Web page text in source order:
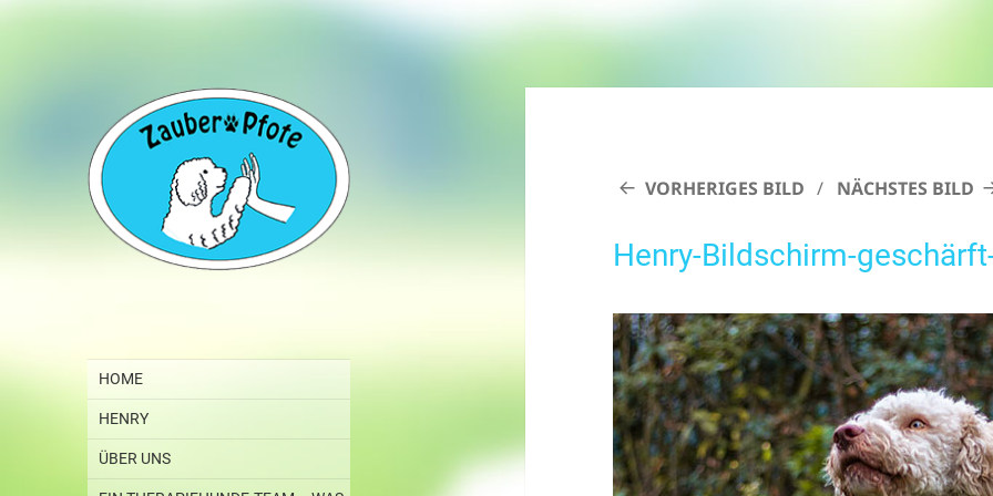
HOME
HENRY
ÜBER UNS
VORHERIGES BILD NÄCHSTES BILD
Henry-Bildschirm-